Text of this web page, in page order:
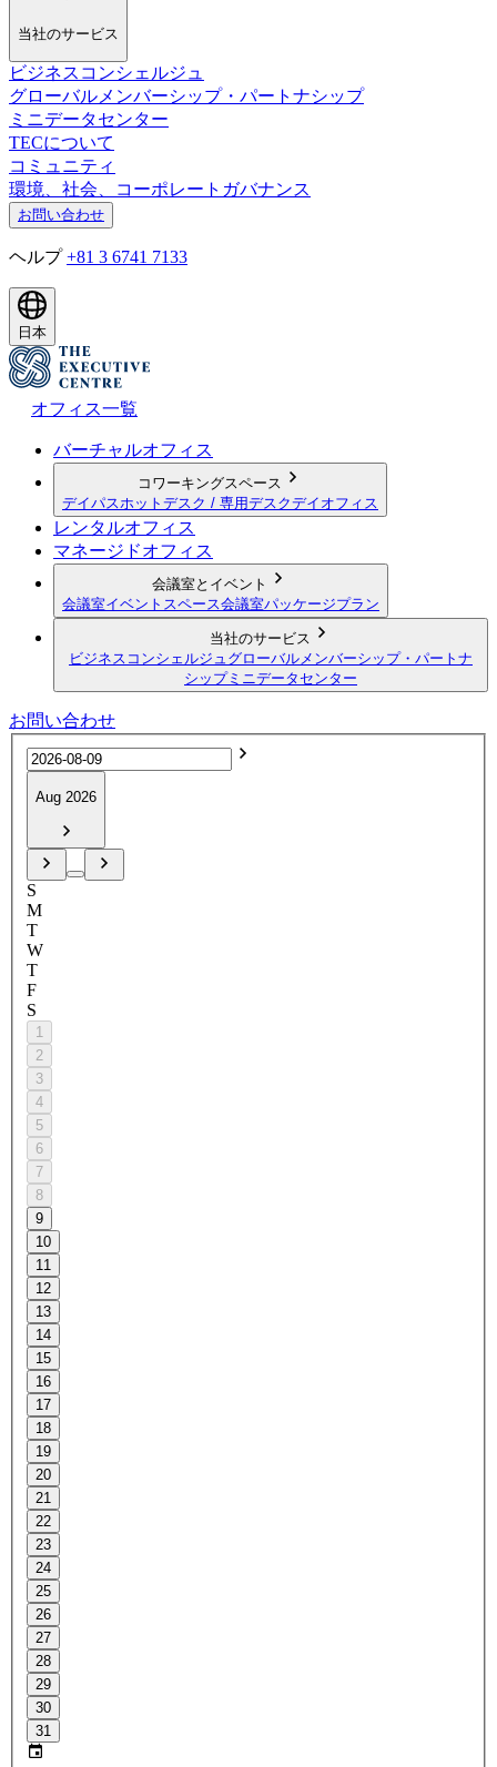
当社のサービス
ビジネスコンシェルジュ
グローバルメンバーシップ・パートナシップ
ミニデータセンター
TECについて
コミュニティ
環境、社会、コーポレートガバナンス
お問い合わせ
ヘルプ +81 3 6741 7133
日本
オフィス一覧
バーチャルオフィス
コワーキングスペース
デイパス ホットデスク / 専用デスクデイオフィス
レンタルオフィス
マネージドオフィス
会議室とイベント
会議室イベントスペース会議室パッケージプラン
当社のサービス
ビジネスコンシェルジュ グローバルメンバーシップ・パートナ
シップミニデータセンター
お問い合わせ
Aug 2026
S
M
T
W
T
F
S
1
2
3
4
5
6
7
8
9
10
11
12
13
14
15
16
17
18
19
20
21
22
23
24
25
26
27
28
29
30
31